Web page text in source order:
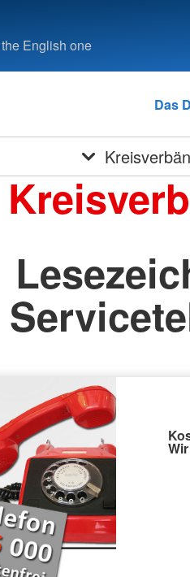
English one
Das